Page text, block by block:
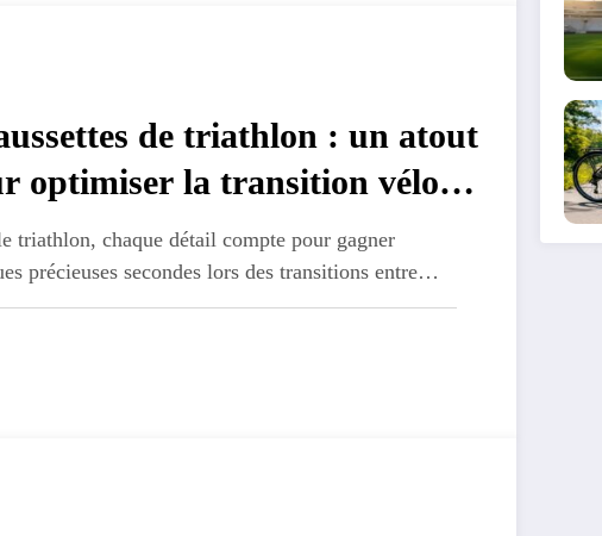
de triathlon : un atout
optimiser la transition vélo-
triathlon, chaque détail compte pour gagner
précieuses secondes lors des transitions entre…